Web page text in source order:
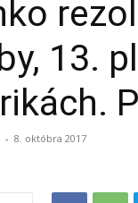
13.
- 8. októbra 2017